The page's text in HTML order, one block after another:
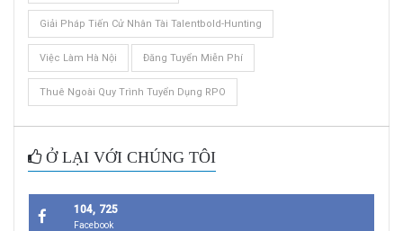
Giải Pháp Tiến Cử Nhân Tài Talentbold-Hunting
Việc Làm Hà Nội Đăng Tuyển Miễn Phí
Thuê Ngoài Quy Trình Tuyển Dụng RPO
Ở LẠI VỚI CHÚNG TÔI
104, 725
Facebook